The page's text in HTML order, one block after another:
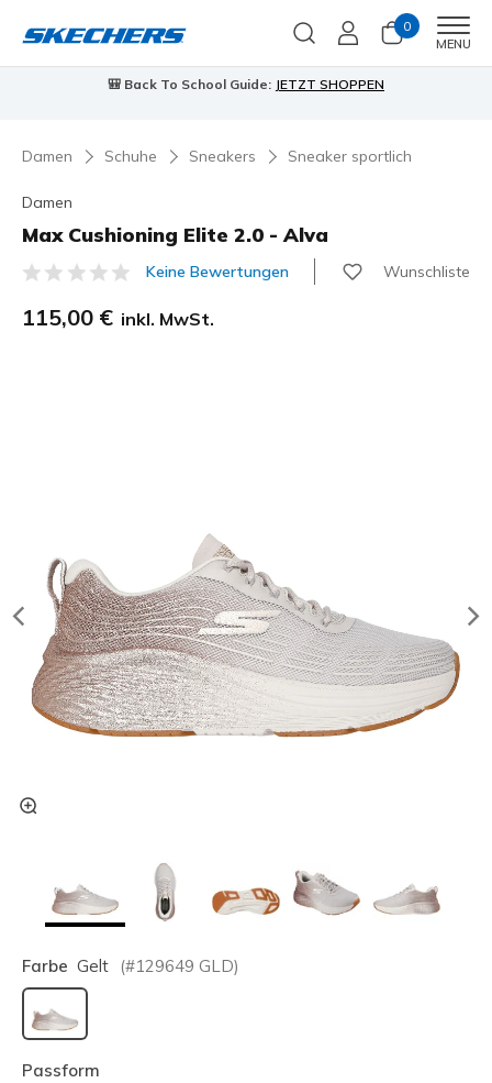
0
MENU
90 Tage kostenlose Rückgabe
Damen Schuhe Sneakers Sneaker sportlich
Damen
Max Cushioning Elite 2.0 - Alva
5 von 5 Kundenbewertungen
Keine Bewertungen Wunschliste
115,00 € inkl. MwSt.
Farbe Gelt (#129649 GLD)
ausgewählt
Passform